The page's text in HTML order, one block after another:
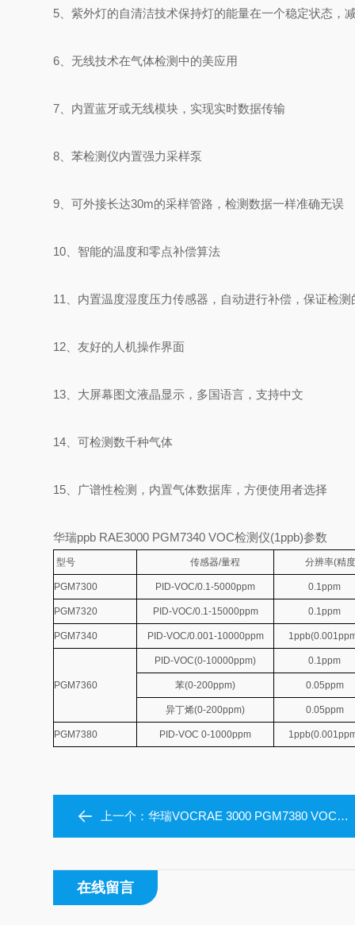
5、紫外灯的自清洁技术保持灯的能量在一个稳定状态，
6、无线技术在气体检测中的美应用
7、内置蓝牙或无线模块，实现实时数据传输
8、苯检测仪内置强力采样泵
9、可外接长达30m的采样管路，检测数据一样准确无误
10、智能的温度和零点补偿算法
11、内置温度湿度压力传感器，自动进行补偿，保证检测
12、友好的人机操作界面
13、大屏幕图文液晶显示，多国语言，支持中文
14、可检测数千种气体
15、广谱性检测，内置气体数据库，方便使用者选择
华瑞ppb RAE3000 PGM7340 VOC检测仪(1ppb)参数
型号 传感器/量程 分辨率(精
PGM7300 PID-VOC/0.1-5000ppm 0.1ppm
PGM7320 PID-VOC/0.1-15000ppm 0.1ppm
PGM7340 PID-VOC/0.001-10000ppm
PGM7360
PID-VOC(0-10000ppm) 0.1ppm
苯(0-200ppm) 0.05ppm
异丁烯(0-200ppm) 0.05ppm
PGM7380 PID-VOC 0-1000ppm
上一个：华瑞VOCRAE 3000 PGM7380 VOC检测仪
在线留言